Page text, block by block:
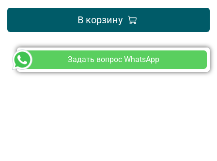
В корзину
Задать вопрос WhatsApp